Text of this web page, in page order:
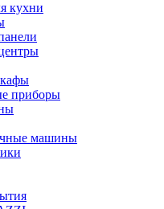
кухни
приборы
машины